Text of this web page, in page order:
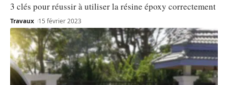
3 clés pour réussir à utiliser la résine époxy correctement
Travaux 15 février 2023